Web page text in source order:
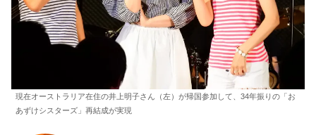
現在オーストラリア在住の井上明子さん（左）が帰国参加して、34年振りの「お
あずけシスターズ」再結成が実現